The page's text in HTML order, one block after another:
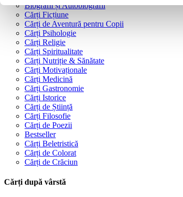
Biografii și Autobiografii
Cărți Ficțiune
Cărți de Aventură pentru Copii
Cărți Psihologie
Cărți Religie
Cărți Spiritualitate
Cărți Nutriție & Sănătate
Cărți Motivaționale
Cărți Medicină
Cărți Gastronomie
Cărți Istorice
Cărți de Știință
Cărți Filosofie
Cărți de Poezii
Bestseller
Cărți Beletristică
Cărți de Colorat
Cărți de Crăciun
Cărți după vârstă